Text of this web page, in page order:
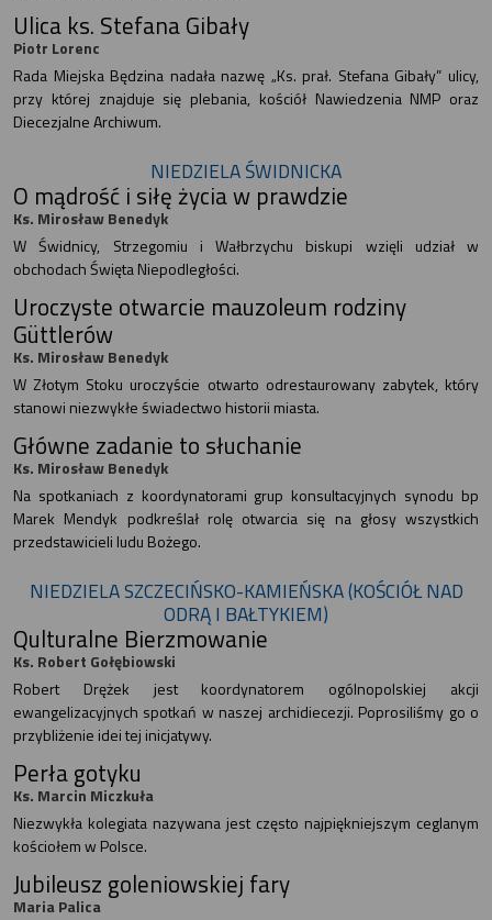
Ulica ks. Stefana Gibały
Piotr Lorenc
Rada Miejska Będzina nadała nazwę „Ks. prał. Stefana Gibały” ulicy,
przy której znajduje się plebania, kościół Nawiedzenia NMP oraz
Diecezjalne Archiwum.
NIEDZIELA ŚWIDNICKA
O mądrość i siłę życia w prawdzie
Ks. Mirosław Benedyk
W Świdnicy, Strzegomiu i Wałbrzychu biskupi wzięli udział w
obchodach Święta Niepodległości.
Uroczyste otwarcie mauzoleum rodziny
Güttlerów
Ks. Mirosław Benedyk
W Złotym Stoku uroczyście otwarto odrestaurowany zabytek, który
stanowi niezwykłe świadectwo historii miasta.
Główne zadanie to słuchanie
Ks. Mirosław Benedyk
Na spotkaniach z koordynatorami grup konsultacyjnych synodu bp
Marek Mendyk podkreślał rolę otwarcia się na głosy wszystkich
przedstawicieli ludu Bożego.
NIEDZIELA SZCZECIŃSKO-KAMIEŃSKA (KOŚCIÓŁ NAD
ODRĄ I BAŁTYKIEM)
Qulturalne Bierzmowanie
Ks. Robert Gołębiowski
Robert Drężek jest koordynatorem ogólnopolskiej akcji
ewangelizacyjnych spotkań w naszej archidiecezji. Poprosiliśmy go o
przybliżenie idei tej inicjatywy.
Perła gotyku
Ks. Marcin Miczkuła
Niezwykła kolegiata nazywana jest często najpiękniejszym ceglanym
kościołem w Polsce.
Jubileusz goleniowskiej fary
Maria Palica